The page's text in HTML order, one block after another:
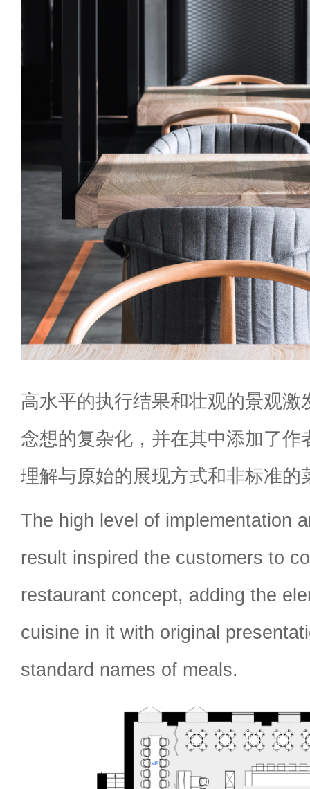
高水平的执行结果和壮观的景观激
念想的复杂化，并在其中添加了作
理解与原始的展现方式和非标准的
The high level of implementation
result inspired the customers to
restaurant concept, adding the
cuisine in it with original
standard names of meals.